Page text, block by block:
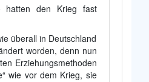
hatten den Krieg fast
überall in Deutschland
worden, denn nun
Erziehungsmethoden
wie vor dem Krieg, sie